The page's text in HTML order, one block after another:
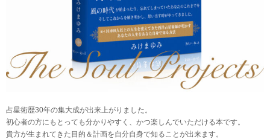
占星術歴30年の集大成が出来上がりました。
初心者の方にもとっても分かりやすく、かつ楽しんでいただける本です。
貴方が生まれてきた目的＆計画を自分自身で知ることが出来ます。